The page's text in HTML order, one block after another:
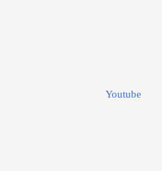
Youtube